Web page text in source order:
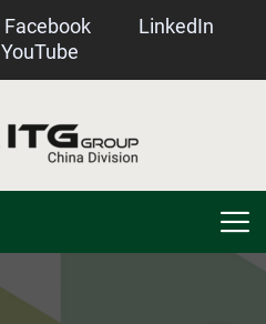
Facebook
LinkedIn
YouTube